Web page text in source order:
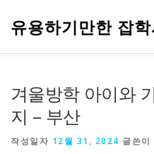
유용하기만한 잡학
겨울방학 아이와
지 – 부산
작성일자 12월 31, 2024 글쓴이